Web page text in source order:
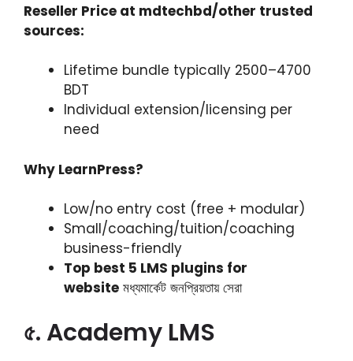
Reseller Price at mdtechbd/other trusted
sources:
Lifetime bundle typically 2500–4700
BDT
Individual extension/licensing per
need
Why LearnPress?
Low/no entry cost (free + modular)
Small/coaching/tuition/coaching
business-friendly
Top best 5 LMS plugins for
website মধ্যমার্কেট জনপ্রিয়তায় সেরা
৫. Academy LMS